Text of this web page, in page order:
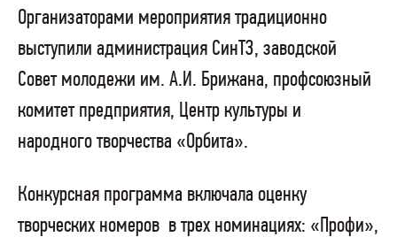
Организаторами мероприятия традиционно
выступили администрация СинТЗ, заводской
Совет молодежи им. А.И. Брижана, профсоюзный
комитет предприятия, Центр культуры и
народного творчества «Орбита».
Конкурсная программа включала оценку
творческих номеров в трех номинациях: «Профи»,